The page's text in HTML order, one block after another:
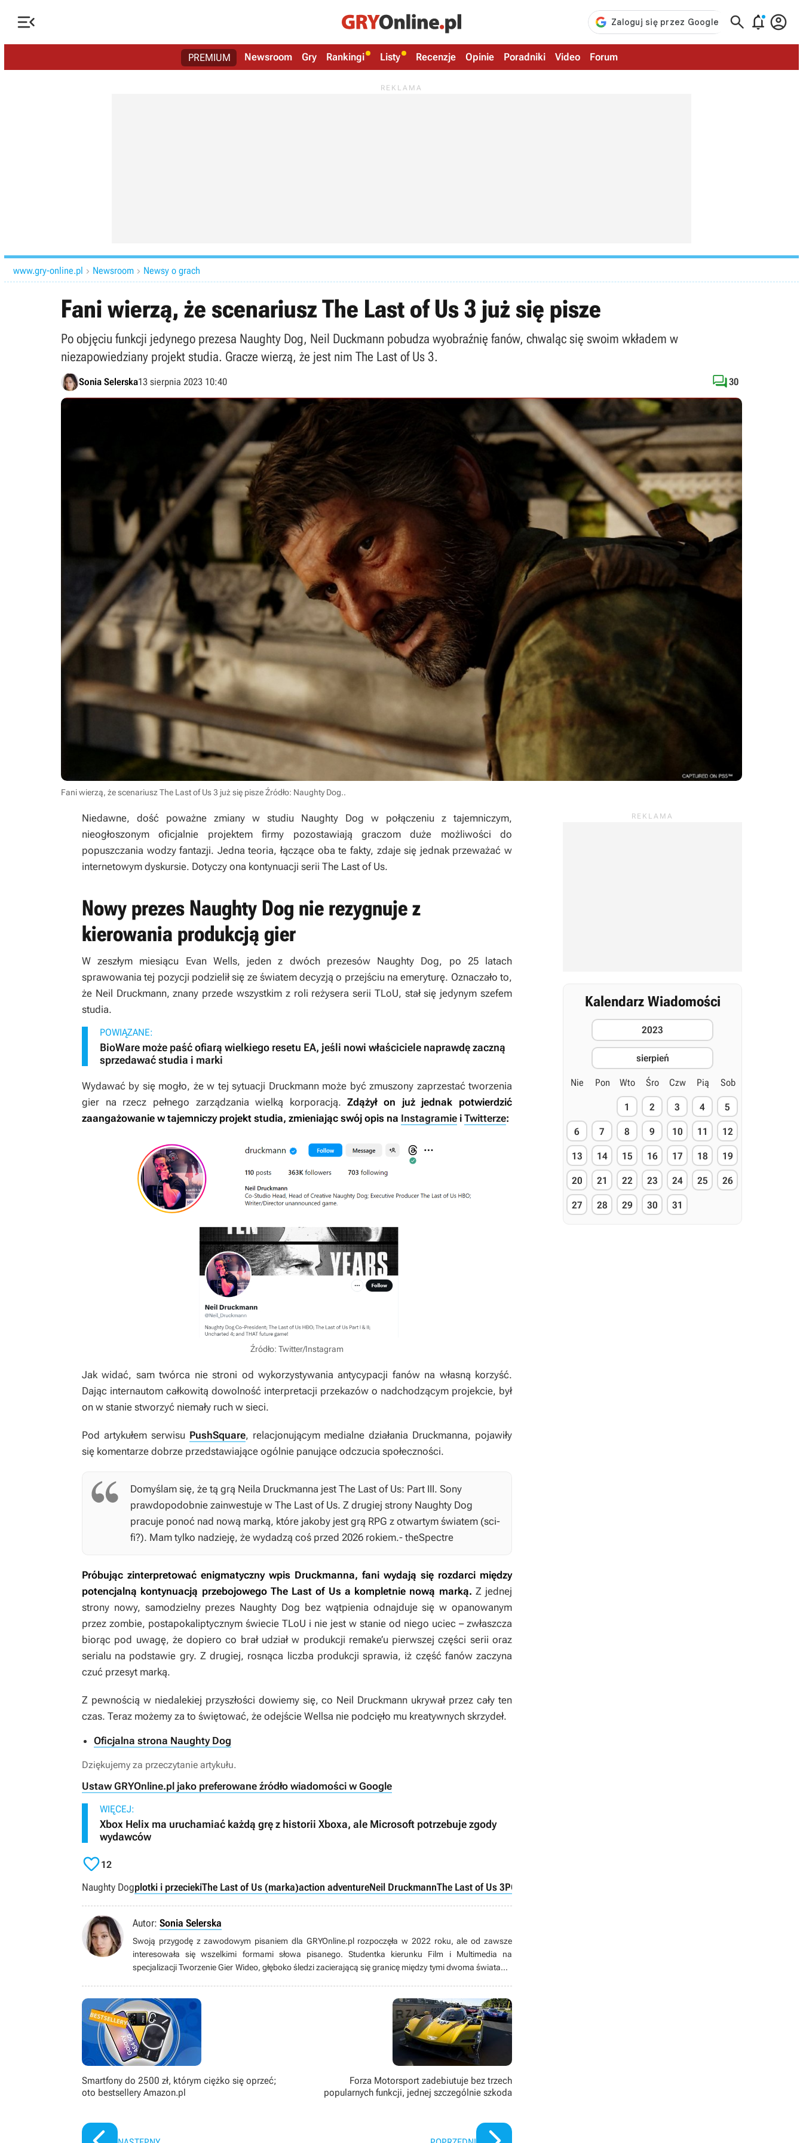
   
PREMIUM Newsroom Gry Rankingi Listy Recenzje Opinie Poradniki Video Forum
www.gry-online.pl  Newsroom  Newsy o grach
Fani wierzą, że scenariusz The Last of Us 3 już się pisze
Po objęciu funkcji jedynego prezesa Naughty Dog, Neil Duckmann pobudza wyobraźnię fanów, chwaląc się swoim wkładem w
niezapowiedziany projekt studia. Gracze wierzą, że jest nim The Last of Us 3.
Sonia Selerska13 sierpnia 2023 10:40 30
Fani wierzą, że scenariusz The Last of Us 3 już się piszeŹródło: Naughty Dog..
Niedawne, dość poważne zmiany w studiu Naughty Dog w połączeniu z tajemniczym,
nieogłoszonym oficjalnie projektem firmy pozostawiają graczom duże możliwości do
popuszczania wodzy fantazji. Jedna teoria, łączące oba te fakty, zdaje się jednak przeważać w
internetowym dyskursie. Dotyczy ona kontynuacji serii The Last of Us.
Nowy prezes Naughty Dog nie rezygnuje z
kierowania produkcją gier
W zeszłym miesiącu Evan Wells, jeden z dwóch prezesów Naughty Dog, po 25 latach
sprawowania tej pozycji podzielił się ze światem decyzją o przejściu na emeryturę. Oznaczało to,
że Neil Druckmann, znany przede wszystkim z roli reżysera serii TLoU, stał się jedynym szefem
studia.
POWIĄZANE:
BioWare może paść ofiarą wielkiego resetu EA, jeśli nowi właściciele naprawdę zaczną
sprzedawać studia i marki
Wydawać by się mogło, że w tej sytuacji Druckmann może być zmuszony zaprzestać tworzenia
gier na rzecz pełnego zarządzania wielką korporacją.Zdążył on już jednak potwierdzić
zaangażowanie w tajemniczy projekt studia, zmieniając swój opis na Instagramie i Twitterze:
Źródło: Twitter/Instagram
Jak widać, sam twórca nie stroni od wykorzystywania antycypacji fanów na własną korzyść.
Dając internautom całkowitą dowolność interpretacji przekazów o nadchodzącym projekcie, był
on w stanie stworzyć niemały ruch w sieci.
Pod artykułem serwisu PushSquare, relacjonującym medialne działania Druckmanna, pojawiły
się komentarze dobrze przedstawiające ogólnie panujące odczucia społeczności.
Domyślam się, że tą grą Neila Druckmanna jest The Last of Us: Part III. Sony
prawdopodobnie zainwestuje w The Last of Us. Z drugiej strony Naughty Dog
pracuje ponoć nad nową marką, które jakoby jest grą RPG z otwartym światem (sci-
fi?). Mam tylko nadzieję, że wydadzą coś przed 2026 rokiem.- theSpectre
Próbując zinterpretować enigmatyczny wpis Druckmanna, fani wydają się rozdarci między
potencjalną kontynuacją przebojowego The Last of Us a kompletnie nową marką. Z jednej
strony nowy, samodzielny prezes Naughty Dog bez wątpienia odnajduje się w opanowanym
przez zombie, postapokaliptycznym świecie TLoU i nie jest w stanie od niego uciec – zwłaszcza
biorąc pod uwagę, że dopiero co brał udział w produkcji remake’u pierwszej części serii oraz
serialu na podstawie gry. Z drugiej, rosnąca liczba produkcji sprawia, iż część fanów zaczyna
czuć przesyt marką.
Z pewnością w niedalekiej przyszłości dowiemy się, co Neil Druckmann ukrywał przez cały ten
czas. Teraz możemy za to świętować, że odejście Wellsa nie podcięło mu kreatywnych skrzydeł.
Oficjalna strona Naughty Dog
Dziękujemy za przeczytanie artykułu.
Ustaw GRYOnline.pl jako preferowane źródło wiadomości w Google
WIĘCEJ:
Xbox Helix ma uruchamiać każdą grę z historii Xboxa, ale Microsoft potrzebuje zgody
wydawców
12
Naughty Dogplotki i przeciekiThe Last of Us (marka)action adventureNeil DruckmannThe Last of Us 3PC
Autor: Sonia Selerska
Swoją przygodę z zawodowym pisaniem dla GRYOnline.pl rozpoczęła w 2022 roku, ale od zawsze
interesowała się wszelkimi formami słowa pisanego. Studentka kierunku Film i Multimedia na
specjalizacji Tworzenie Gier Wideo, głęboko śledzi zacierającą się granicę między tymi dwoma światami.
symulatorami życia i animacjami. Częściej niż przy tytułach AAA znajdziecie ją przy oldskulowych
konsolach i perełkach indie. Wolny czas poświęca swojej miłości do mody i szeroko pojętej sztuki.
Uważa, że fabuła to najważniejszy element gry, a najlepsze historie to te, które czerpią z życia
codziennego.
Smartfony do 2500 zł, którym ciężko się oprzeć;
oto bestsellery Amazon.pl
Forza Motorsport zadebiutuje bez trzech
popularnych funkcji, jednej szczególnie szkoda
Kalendarz Wiadomości
2023
sierpień
Nie Pon Wto Śro Czw Pią Sob
1 2 3 4 5
6 7 8 9 10 11 12
13 14 15 16 17 18 19
20 21 22 23 24 25 26
27 28 29 30 31